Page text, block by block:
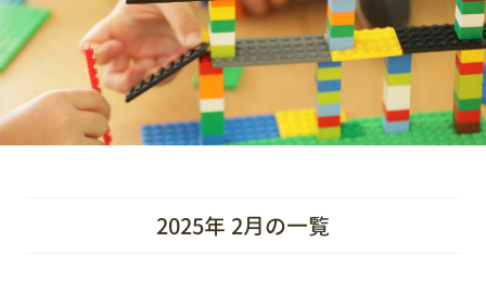
2025年 2月の一覧